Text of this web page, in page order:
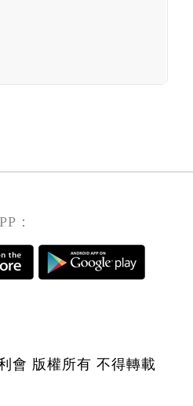
：
會 版權所有 不得轉載